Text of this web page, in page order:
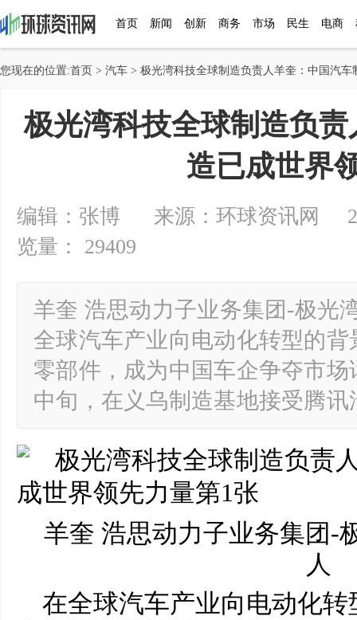
首页 新闻 创新 商务 市场 民生 电商
您现在的位置:首页 > 汽车 > 极光湾科技全球制造负责人羊奎：中国汽车
极光湾科技全球制造负
造已成世界
编辑：张博 来源：环球资讯网
览量： 29409
羊奎 浩思动力子业务集团-极光
全球汽车产业向电动化转型的
零部件，成为中国车企争夺市
中旬，在义乌制造基地接受腾
羊奎 浩思动力子业务集团-
人
在全球汽车产业向电动化